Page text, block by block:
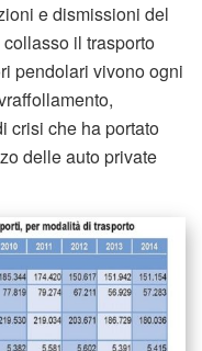
e dismissioni del
il trasporto
pendolari vivono ogni
crisi che ha portato
delle auto private